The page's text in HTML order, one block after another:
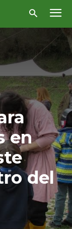
en
del